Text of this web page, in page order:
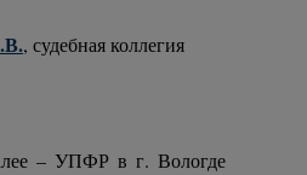
, судебная коллегия
– УПФР в г. Вологде